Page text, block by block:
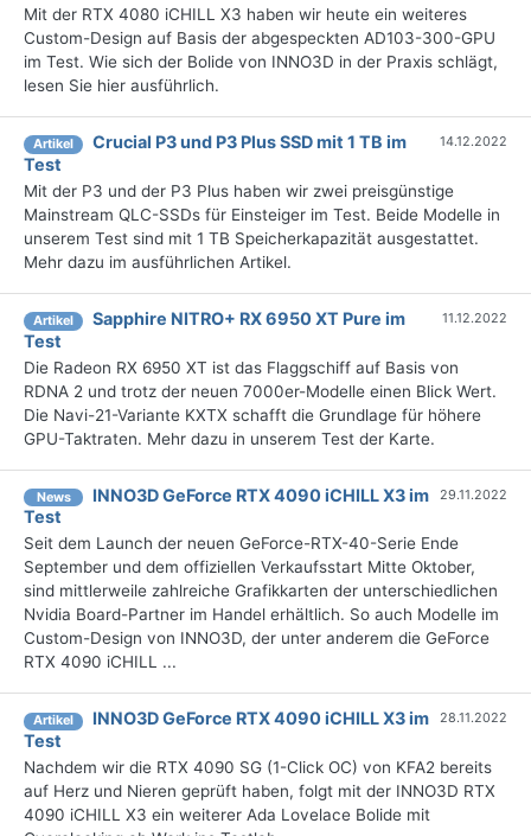
Mit der RTX 4080 iCHILL X3 haben wir heute ein weiteres
Custom-Design auf Basis der abgespeckten AD103-300-GPU
im Test. Wie sich der Bolide von INNO3D in der Praxis schlägt,
lesen Sie hier ausführlich.
Artikel
Crucial P3 und P3 Plus SSD mit 1 TB im
Test
14.12.2022
Mit der P3 und der P3 Plus haben wir zwei preisgünstige
Mainstream QLC-SSDs für Einsteiger im Test. Beide Modelle in
unserem Test sind mit 1 TB Speicherkapazität ausgestattet.
Mehr dazu im ausführlichen Artikel.
Artikel
Sapphire NITRO+ RX 6950 XT Pure im
Test
11.12.2022
Die Radeon RX 6950 XT ist das Flaggschiff auf Basis von
RDNA 2 und trotz der neuen 7000er-Modelle einen Blick Wert.
Die Navi-21-Variante KXTX schafft die Grundlage für höhere
GPU-Taktraten. Mehr dazu in unserem Test der Karte.
News
INNO3D GeForce RTX 4090 iCHILL X3 im
Test
29.11.2022
Seit dem Launch der neuen GeForce-RTX-40-Serie Ende
September und dem offiziellen Verkaufsstart Mitte Oktober,
sind mittlerweile zahlreiche Grafikkarten der unterschiedlichen
Nvidia Board-Partner im Handel erhältlich. So auch Modelle im
Custom-Design von INNO3D, der unter anderem die GeForce
RTX 4090 iCHILL ...
Artikel
INNO3D GeForce RTX 4090 iCHILL X3 im
Test
28.11.2022
Nachdem wir die RTX 4090 SG (1-Click OC) von KFA2 bereits
auf Herz und Nieren geprüft haben, folgt mit der INNO3D RTX
4090 iCHILL X3 ein weiterer Ada Lovelace Bolide mit